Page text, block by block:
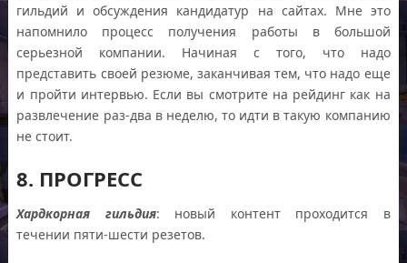
гильдий и обсуждения кандидатур на сайтах. Мне это
напомнило процесс получения работы в большой
серьезной компании. Начиная с того, что надо
представить своей резюме, заканчивая тем, что надо еще
и пройти интервью. Если вы смотрите на рейдинг как на
развлечение раз-два в неделю, то идти в такую компанию
не стоит.
8. ПРОГРЕСС
Хардкорная гильдия: новый контент проходится в
течении пяти-шести резетов.